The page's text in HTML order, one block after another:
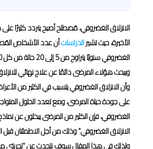
الانزلاق الغضروفي، مُصطلح أصبح يتردد كثيرًا على
الأخيرة، حيث تشيرالدراساتأن عدد الأشخاص
ويبحث هؤلاء المرضى دائمًا عن علاج نهائي
وأن الانزلاق الغضروفي يتسبب في الكثير من الأعراض
على جودة حياة المرضى، ومع تعدد الحلول
الغضروفي، فإن الكثير من المرضى يبحثون عن نماذج
الانزلاق الغضروفي" وذلك من أجل الاطمئنان قبل
ولذلك في هذا المقال سوف نتحدث عن "تجربتي مع